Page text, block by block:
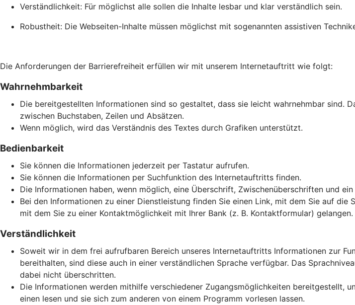
Verständlichkeit: Für möglichst alle sollen die Inhalte lesbar und klar verständlich sein.
Robustheit: Die Webseiten-Inhalte müssen möglichst mit sogenannten assistiven
Die Anforderungen der Barrierefreiheit erfüllen wir mit unserem Internetauftritt wie folgt:
Wahrnehmbarkeit
Die bereitgestellten Informationen sind so gestaltet, dass sie leicht wahrnehmbar sind.
zwischen Buchstaben, Zeilen und Absätzen.
Wenn möglich, wird das Verständnis des Textes durch Grafiken unterstützt.
Bedienbarkeit
Sie können die Informationen jederzeit per Tastatur aufrufen.
Sie können die Informationen per Suchfunktion des Internetauftritts finden.
Die Informationen haben, wenn möglich, eine Überschrift, Zwischenüberschriften und
Bei den Informationen zu einer Dienstleistung finden Sie einen Link, mit dem Sie auf
mit dem Sie zu einer Kontaktmöglichkeit mit Ihrer Bank (z. B. Kontaktformular) gelangen.
Verständlichkeit
Soweit wir in dem frei aufrufbaren Bereich unseres Internetauftritts Informationen zur
bereithalten, sind diese auch in einer verständlichen Sprache verfügbar. Das
dabei nicht überschritten.
Die Informationen werden mithilfe verschiedener Zugangsmöglichkeiten bereitgestellt,
einen lesen und sie sich zum anderen von einem Programm vorlesen lassen.